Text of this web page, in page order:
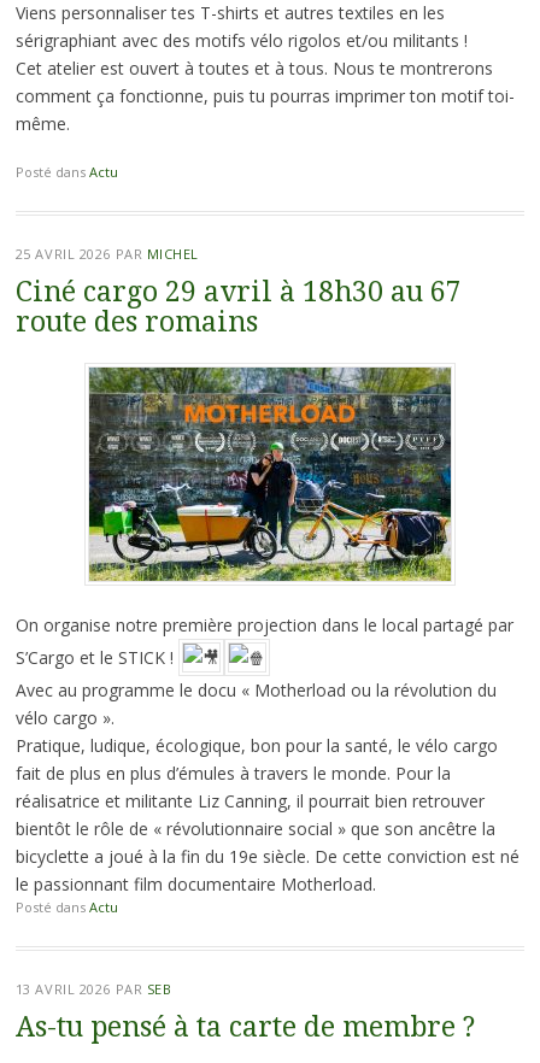
Viens personnaliser tes T-shirts et autres textiles en les
sérigraphiant avec des motifs vélo rigolos et/ou militants !
Cet atelier est ouvert à toutes et à tous. Nous te montrerons
comment ça fonctionne, puis tu pourras imprimer ton motif toi-
même.
Posté dans Actu
25 AVRIL 2026 PAR MICHEL
Ciné cargo 29 avril à 18h30 au 67
route des romains
On organise notre première projection dans le local partagé par
S’Cargo et le STICK !
Avec au programme le docu « Motherload ou la révolution du
vélo cargo ».
Pratique, ludique, écologique, bon pour la santé, le vélo cargo
fait de plus en plus d’émules à travers le monde. Pour la
réalisatrice et militante Liz Canning, il pourrait bien retrouver
bientôt le rôle de « révolutionnaire social » que son ancêtre la
bicyclette a joué à la fin du 19e siècle. De cette conviction est né
le passionnant film documentaire Motherload.
Posté dans Actu
13 AVRIL 2026 PAR SEB
As-tu pensé à ta carte de membre ?